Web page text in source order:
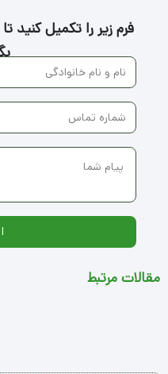
فرم زیر را تکمیل
مقالات مرتبط